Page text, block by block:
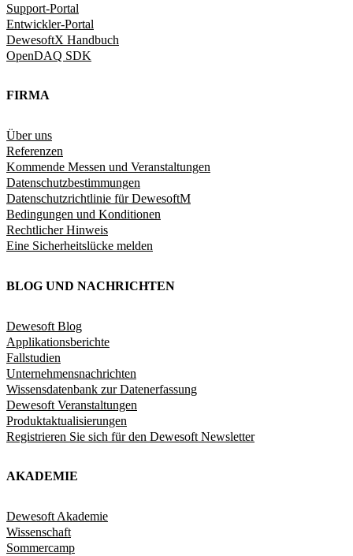
Support-Portal
Entwickler-Portal
DewesoftX Handbuch
OpenDAQ SDK
FIRMA
Über uns
Referenzen
Kommende Messen und Veranstaltungen
Datenschutzbestimmungen
Datenschutzrichtlinie für DewesoftM
Bedingungen und Konditionen
Rechtlicher Hinweis
Eine Sicherheitslücke melden
BLOG UND NACHRICHTEN
Dewesoft Blog
Applikationsberichte
Fallstudien
Unternehmensnachrichten
Wissensdatenbank zur Datenerfassung
Dewesoft Veranstaltungen
Produktaktualisierungen
Registrieren Sie sich für den Dewesoft Newsletter
AKADEMIE
Dewesoft Akademie
Wissenschaft
Sommercamp